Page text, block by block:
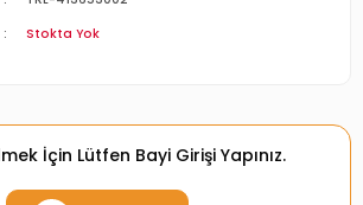
Stokta Yok
İçin Lütfen Bayi Girişi Yapınız.